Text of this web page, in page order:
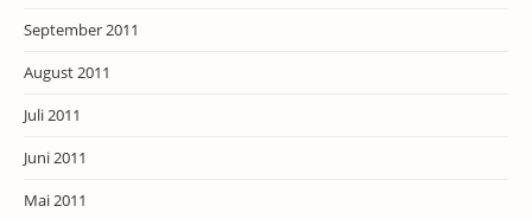
September 2011
August 2011
Juli 2011
Juni 2011
Mai 2011